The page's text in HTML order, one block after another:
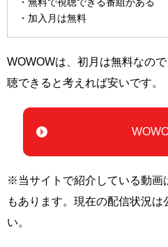
・加入月は無料
WOWOWは、初月は無料なの
聴できると考えれば安いです。
※当サイトで紹介している動画
もあります。現在の配信状況は
い。